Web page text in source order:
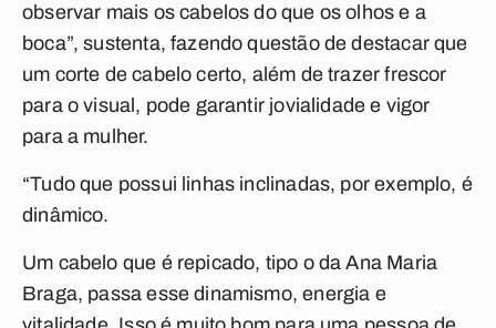
observar mais os cabelos do que os olhos e a
boca”, sustenta, fazendo questão de destacar que
um corte de cabelo certo, além de trazer frescor
para o visual, pode garantir jovialidade e vigor
para a mulher.
“Tudo que possui linhas inclinadas, por exemplo, é
dinâmico.
Um cabelo que é repicado, tipo o da Ana Maria
Braga, passa esse dinamismo, energia e